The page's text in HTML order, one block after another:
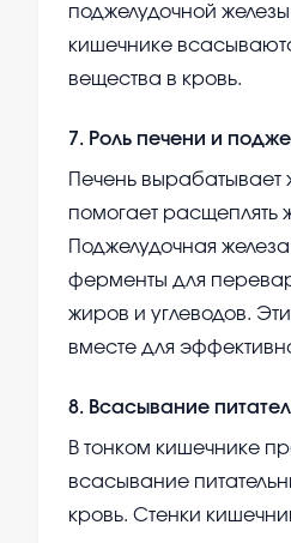
поджелудочной
кишечнике
вещества в кровь.
7. Роль печени и
Печень вырабатывает
помогает расщеплять
Поджелудочная
ферменты для
жиров и углеводов.
вместе для
8. Всасывание
В тонком кишечнике
всасывание
кровь. Стенки